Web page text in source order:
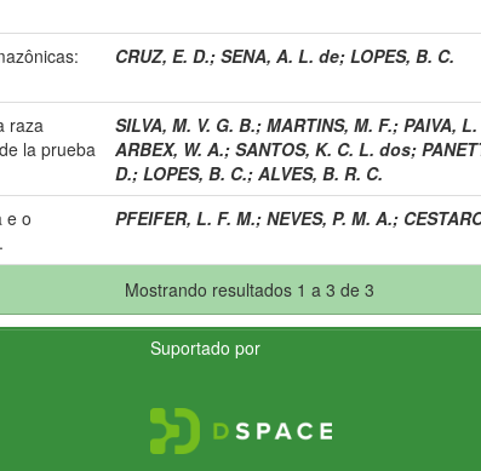
CRUZ, E. D.; SENA, A. L. de; LOPES, B. C.
raza
la prueba
SILVA, M. V. G. B.; MARTINS, M. F.; PAIVA,
ARBEX, W. A.; SANTOS, K. C. L. dos;
D.; LOPES, B. C.; ALVES, B. R. C.
e o
PFEIFER, L. F. M.; NEVES, P. M. A.;
Mostrando resultados 1 a 3 de 3
Suportado por